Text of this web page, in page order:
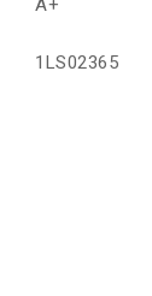
A+
1LS02365